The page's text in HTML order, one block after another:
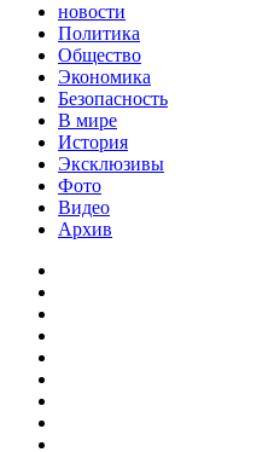
новости
Политика
Общество
Экономика
Безопасность
В мире
История
Эксклюзивы
Фото
Видео
Архив